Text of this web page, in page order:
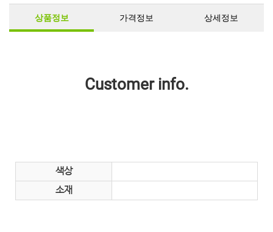
상품정보 가격정보 상세정보
Customer info.
색상
소재